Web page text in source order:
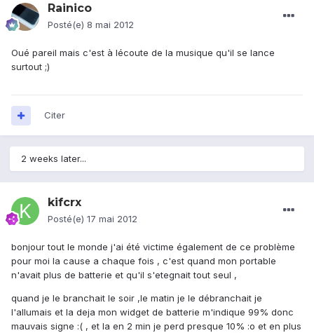
Rainico
Posté(e) 8 mai 2012
Oué pareil mais c'est à lécoute de la musique qu'il se lance
surtout ;)
Citer
2 weeks later...
kifcrx
Posté(e) 17 mai 2012
bonjour tout le monde j'ai été victime également de ce problème
pour moi la cause a chaque fois , c'est quand mon portable
n'avait plus de batterie et qu'il s'etegnait tout seul ,
quand je le branchait le soir ,le matin je le débranchait je
l'allumais et la deja mon widget de batterie m'indique 99% donc
mauvais signe :( , et la en 2 min je perd presque 10% :o et en plus